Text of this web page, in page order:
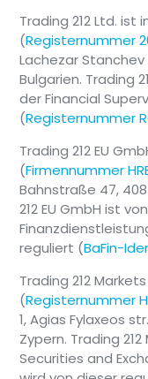
Trading 212 Ltd. ist
(Registernummer
Lachezar Stanchev
Bulgarien. Trading
der Financial
(Registernummer
Trading 212 EU
(Firmennummer
Bahnstraße 47,
212 EU GmbH ist
reguliert (BaFin-
Trading 212
(Registernummer
1, Agias Fylaxeos
Zypern. Trading
Securities and